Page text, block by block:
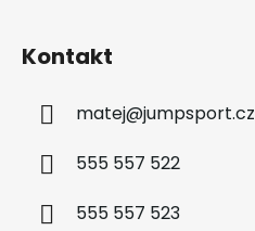
Kontakt
matej@jumpsport.cz
555 557 522
555 557 523